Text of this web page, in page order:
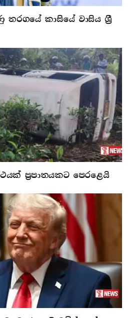
කාසියේ වාසිය ශ්‍රී
ප්‍රපාතයකට පෙරළෙයි